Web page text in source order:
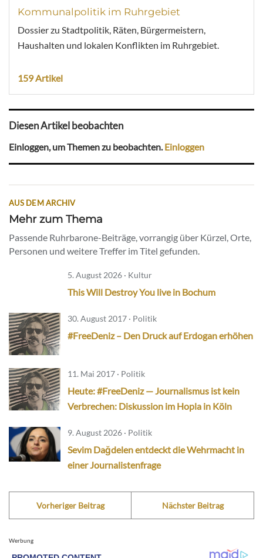
Kommunalpolitik im Ruhrgebiet
Dossier zu Stadtpolitik, Räten, Bürgermeistern,
Haushalten und lokalen Konflikten im Ruhrgebiet.
159 Artikel
Diesen Artikel beobachten
Einloggen, um Themen zu beobachten.Einloggen
AUS DEM ARCHIV
Mehr zum Thema
Passende Ruhrbarone-Beiträge, vorrangig über Kürzel, Orte,
Personen und weitere Treffer im Titel gefunden.
5. August 2026 · Kultur
This Will Destroy You live in Bochum
30. August 2017 · Politik
#FreeDeniz – Den Druck auf Erdogan erhöhen
11. Mai 2017 · Politik
Heute: #FreeDeniz — Journalismus ist kein
Verbrechen: Diskussion im Hopla in Köln
9. August 2026 · Politik
Sevim Dağdelen entdeckt die Wehrmacht in
einer Journalistenfrage
Vorheriger Beitrag Nächster Beitrag
Werbung